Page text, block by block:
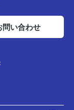
問い合わせ